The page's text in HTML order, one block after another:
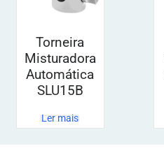
Torneira
Misturadora
Automática
SLU15B
Ler mais